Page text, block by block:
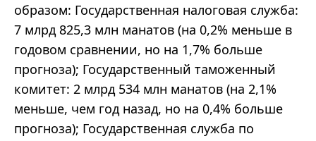
образом: Государственная налоговая служба:
7 млрд 825,3 млн манатов (на 0,2% меньше в
годовом сравнении, но на 1,7% больше
прогноза); Государственный таможенный
комитет: 2 млрд 534 млн манатов (на 2,1%
меньше, чем год назад, но на 0,4% больше
прогноза); Государственная служба по